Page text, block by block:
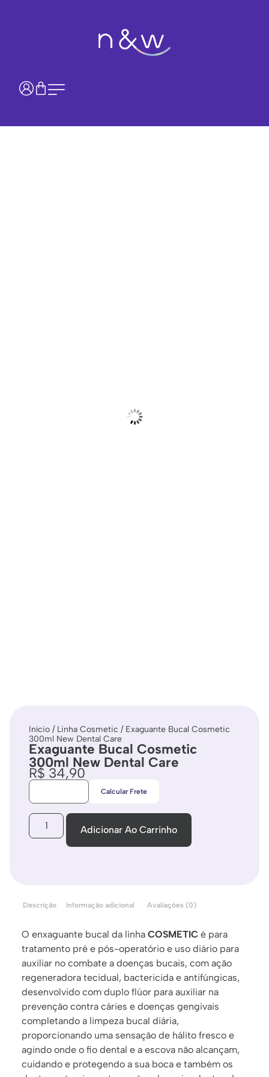
Início / Linha Cosmetic / Exaguante Bucal Cosmetic
300ml New Dental Care
Exaguante Bucal Cosmetic
300ml New Dental Care
R$ 34,90
Calcular Frete
Adicionar Ao Carrinho
Descrição Informação adicional Avaliações (0)
O enxaguante bucal da linha COSMETIC é para
tratamento pré e pós-operatório e uso diário para
auxiliar no combate a doenças bucais, com ação
regeneradora tecidual, bactericida e antifúngicas,
desenvolvido com duplo flúor para auxiliar na
prevenção contra cáries e doenças gengivais
completando a limpeza bucal diária,
proporcionando uma sensação de hálito fresco e
agindo onde o fio dental e a escova não alcançam,
cuidando e protegendo a sua boca e também os